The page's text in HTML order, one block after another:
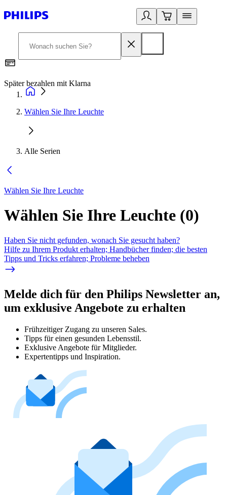
Später bezahlen mit Klarna
Wählen Sie Ihre Leuchte
Alle Serien
Wählen Sie Ihre Leuchte
Wählen Sie Ihre Leuchte (0)
Haben Sie nicht gefunden, wonach Sie gesucht haben?
Hilfe zu Ihrem Produkt erhalten; Handbücher finden; die besten
Tipps und Tricks erfahren; Probleme beheben
Melde dich für den Philips Newsletter an,
um exklusive Angebote zu erhalten
Frühzeitiger Zugang zu unseren Sales.
Tipps für einen gesunden Lebensstil.
Exklusive Angebote für Mitglieder.
Expertentipps und Inspiration.